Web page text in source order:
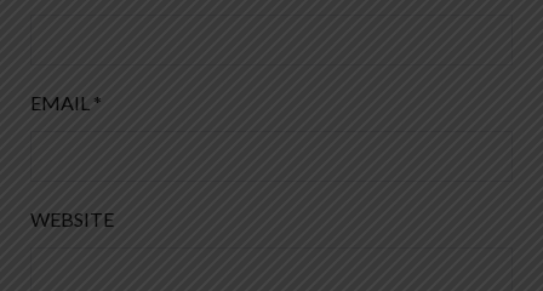
EMAIL *
WEBSITE